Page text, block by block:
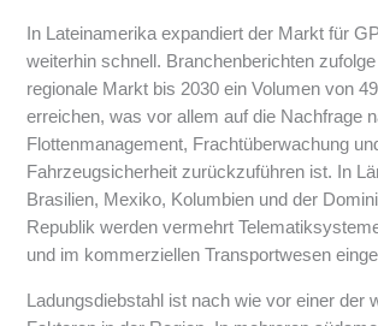
In Lateinamerika expandiert der Markt für
weiterhin schnell. Branchenberichten
regionale Markt bis 2030 ein Volumen von
erreichen, was vor allem auf die Nachfrage
Flottenmanagement, Frachtüberwachung
Fahrzeugsicherheit zurückzuführen ist. In
Brasilien, Mexiko, Kolumbien und der
Republik werden vermehrt
und im kommerziellen Transportwesen
Ladungsdiebstahl ist nach wie vor einer der